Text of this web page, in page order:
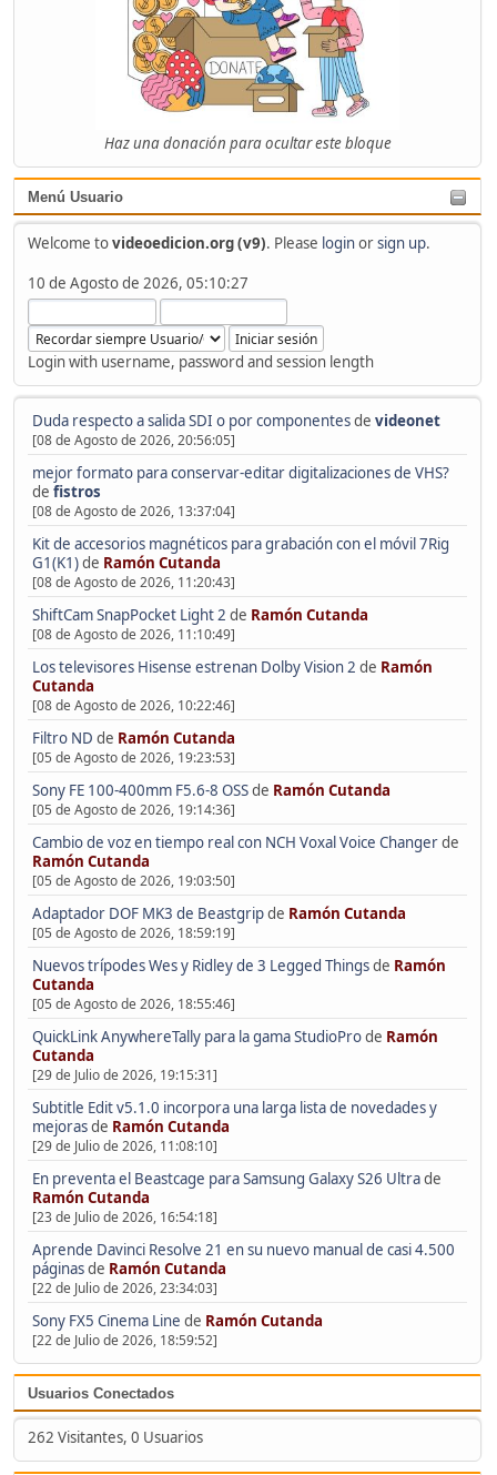
Haz una donación para ocultar este bloque
Menú Usuario
Welcome tovideoedicion.org (v9). Please loginorsign up.
10 de Agosto de 2026, 05:10:27
Login with username, password and session length
Duda respecto a salida SDI o por componentesde videonet
[08 de Agosto de 2026, 20:56:05]
mejor formato para conservar-editar digitalizaciones de VHS?
de fistros
[08 de Agosto de 2026, 13:37:04]
Kit de accesorios magnéticos para grabación con el móvil 7Rig
G1(K1)de Ramón Cutanda
[08 de Agosto de 2026, 11:20:43]
ShiftCam SnapPocket Light 2 de Ramón Cutanda
[08 de Agosto de 2026, 11:10:49]
Los televisores Hisense estrenan Dolby Vision 2 de Ramón
Cutanda
[08 de Agosto de 2026, 10:22:46]
Filtro ND de Ramón Cutanda
[05 de Agosto de 2026, 19:23:53]
Sony FE 100-400mm F5.6-8 OSSde Ramón Cutanda
[05 de Agosto de 2026, 19:14:36]
Cambio de voz en tiempo real con NCH Voxal Voice Changerde
Ramón Cutanda
[05 de Agosto de 2026, 19:03:50]
Adaptador DOF MK3 de Beastgripde Ramón Cutanda
[05 de Agosto de 2026, 18:59:19]
Nuevos trípodes Wes y Ridley de 3 Legged Thingsde Ramón
Cutanda
[05 de Agosto de 2026, 18:55:46]
QuickLink AnywhereTally para la gama StudioProde Ramón
Cutanda
[29 de Julio de 2026, 19:15:31]
Subtitle Edit v5.1.0 incorpora una larga lista de novedades y
mejorasde Ramón Cutanda
[29 de Julio de 2026, 11:08:10]
En preventa el Beastcage para Samsung Galaxy S26 Ultrade
Ramón Cutanda
[23 de Julio de 2026, 16:54:18]
Aprende Davinci Resolve 21 en su nuevo manual de casi 4.500
páginasde Ramón Cutanda
[22 de Julio de 2026, 23:34:03]
Sony FX5 Cinema Line de Ramón Cutanda
[22 de Julio de 2026, 18:59:52]
Usuarios Conectados
262 Visitantes, 0 Usuarios